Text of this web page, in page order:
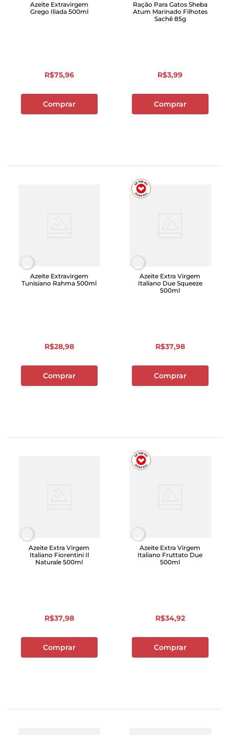
Azeite Extravirgem
Grego Iliada 500ml
R$75,96
Comprar
Ração Para Gatos Sheba
Atum Marinado Filhotes
Sachê 85g
R$3,99
Comprar
Azeite Extravirgem
Tunisiano Rahma 500ml
R$28,98
Comprar
Azeite Extra Virgem
Italiano Due Squeeze
500ml
R$37,98
Comprar
Azeite Extra Virgem
Italiano Fiorentini Il
Naturale 500ml
R$37,98
Comprar
Azeite Extra Virgem
Italiano Fruttato Due
500ml
R$34,92
Comprar